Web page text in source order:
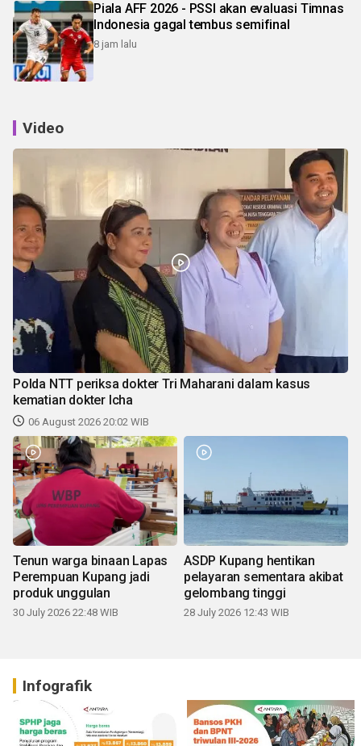
Piala AFF 2026 - PSSI akan evaluasi Timnas
Indonesia gagal tembus semifinal
8 jam lalu
Video
Polda NTT periksa dokter Tri Maharani dalam kasus
kematian dokter Icha
06 August 2026 20:02 WIB
Tenun warga binaan Lapas
Perempuan Kupang jadi
produk unggulan
30 July 2026 22:48 WIB
ASDP Kupang hentikan
pelayaran sementara akibat
gelombang tinggi
28 July 2026 12:43 WIB
Infografik